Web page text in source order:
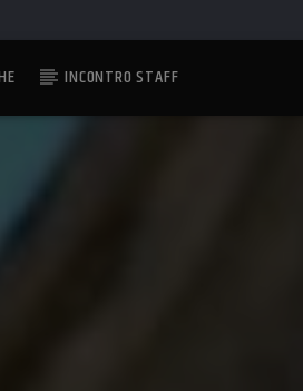
INCONTRO STAFF